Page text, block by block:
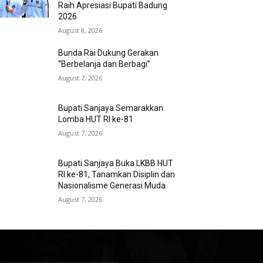
Raih Apresiasi Bupati Badung
2026
August 8, 2026
Bunda Rai Dukung Gerakan
“Berbelanja dan Berbagi”
August 7, 2026
Bupati Sanjaya Semarakkan
Lomba HUT RI ke-81
August 7, 2026
Bupati Sanjaya Buka LKBB HUT
RI ke-81, Tanamkan Disiplin dan
Nasionalisme Generasi Muda
August 7, 2026